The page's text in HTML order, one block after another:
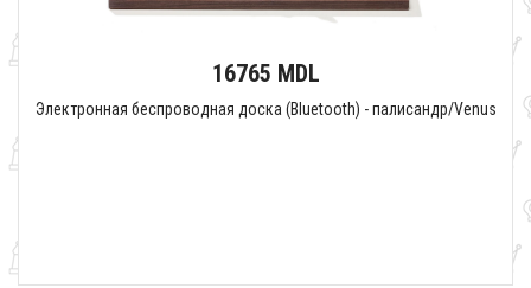
16765 MDL
Электронная беспроводная доска (Bluetooth) - палисандр/Venus